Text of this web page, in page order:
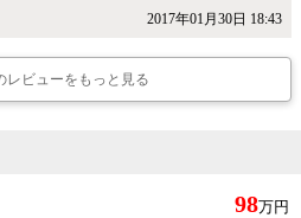
2017年01月30日 18:43
レビューをもっと見る
98万円